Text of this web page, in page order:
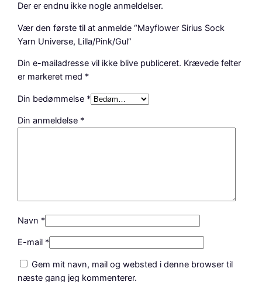
Der er endnu ikke nogle anmeldelser.
Vær den første til at anmelde “Mayflower Sirius Sock
Yarn Universe, Lilla/Pink/Gul”
Din e-mailadresse vil ikke blive publiceret. Krævede felter
er markeret med *
Din bedømmelse *
Din anmeldelse *
Navn *
E-mail *
Gem mit navn, mail og websted i denne browser til
næste gang jeg kommenterer.